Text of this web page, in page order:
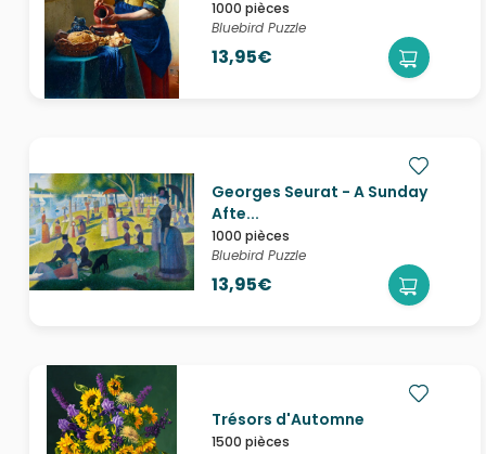
1000 pièces
Bluebird Puzzle
13,95€
Georges Seurat - A Sunday
Afte...
1000 pièces
Bluebird Puzzle
13,95€
Trésors d'Automne
1500 pièces